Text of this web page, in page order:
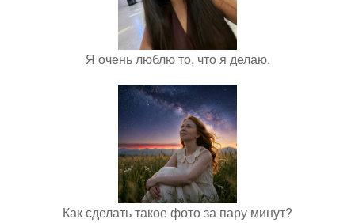
Я очень люблю то, что я делаю.
Как сделать такое фото за пару минут?